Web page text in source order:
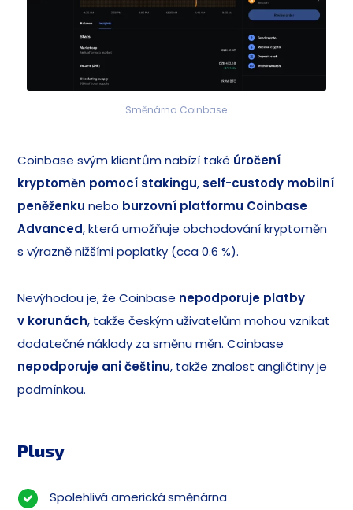
Směnárna Coinbase
Coinbase svým klientům nabízí také úročení
kryptoměn pomocí stakingu, self-custody mobilní
peněženku nebo burzovní platformu Coinbase
Advanced, která umožňuje obchodování kryptoměn
s výrazně nižšími poplatky (cca 0.6 %).
Nevýhodou je, že Coinbase nepodporuje platby
v korunách, takže českým uživatelům mohou vznikat
dodatečné náklady za směnu měn. Coinbase
nepodporuje ani češtinu, takže znalost angličtiny je
podmínkou.
Plusy
Spolehlivá americká směnárna